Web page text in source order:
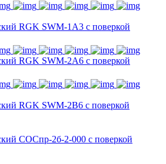
RGK SWM-1A3 с поверкой
RGK SWM-2A6 с поверкой
RGK SWM-2B6 с поверкой
СОСпр-2б-2-000 с поверкой